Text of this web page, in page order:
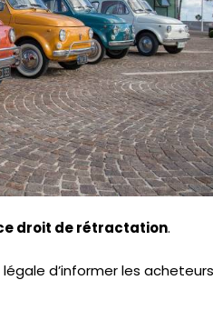
droit de rétractation.
d’informer les